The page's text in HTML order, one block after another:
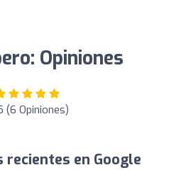
Opiniones
(6 Opiniones)
recientes en Google